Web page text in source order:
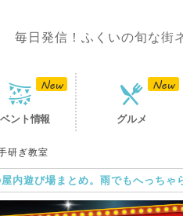
毎日発信！ふくいの旬な街
ント情報 グルメ
研ぎ教室
内遊び場まとめ。雨でもへっちゃ